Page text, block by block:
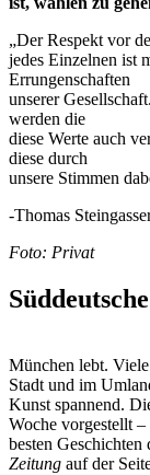
„Der Respekt vor
jedes Einzelnen ist
Errungenschaften
unserer
werden die
diese Werte auch
diese durch
unsere Stimmen
-Thomas
Foto: Privat
München lebt.
Stadt und im
Kunst spannend.
Woche vorgestellt
besten
Zeitung auf der